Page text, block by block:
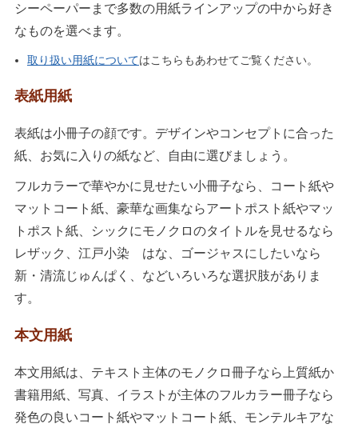
シーペーパーまで多数の用紙ラインアップの中から好き
なものを選べます。
取り扱い用紙についてはこちらもあわせてご覧ください。
表紙用紙
表紙は小冊子の顔です。デザインやコンセプトに合った
紙、お気に入りの紙など、自由に選びましょう。
フルカラーで華やかに見せたい小冊子なら、コート紙や
マットコート紙、豪華な画集ならアートポスト紙やマッ
トポスト紙、シックにモノクロのタイトルを見せるなら
レザック、江戸小染 はな、ゴージャスにしたいなら
新・清流じゅんぱく、などいろいろな選択肢がありま
す。
本文用紙
本文用紙は、テキスト主体のモノクロ冊子なら上質紙か
書籍用紙、写真、イラストが主体のフルカラー冊子なら
発色の良いコート紙やマットコート紙、モンテルキアな